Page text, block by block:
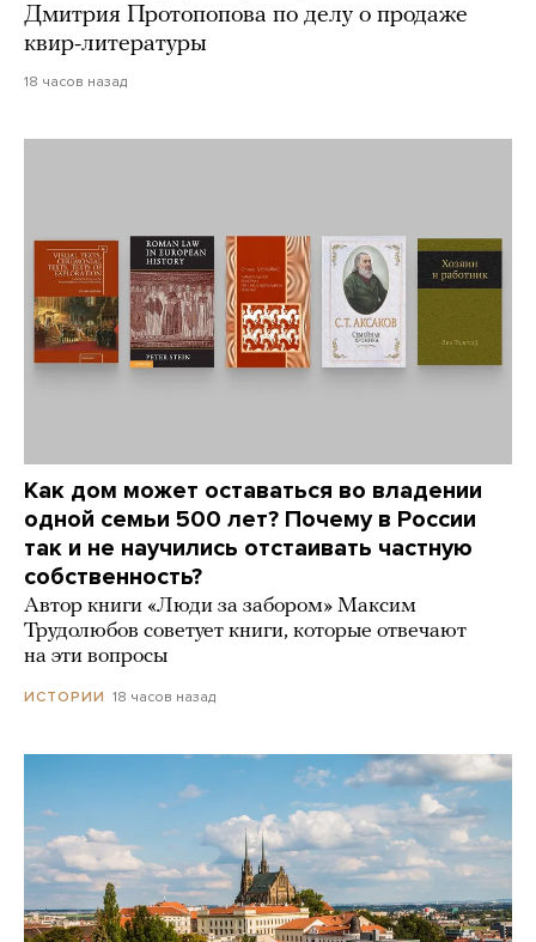
Дмитрия Протопопова по делу о продаже
квир-литературы
18 часов назад
Как дом может оставаться во владении
одной семьи 500 лет? Почему в России
так и не научились отстаивать частную
собственность?
Автор книги «Люди за забором» Максим
Трудолюбов советует книги, которые отвечают
на эти вопросы
ИСТОРИИ 18 часов назад